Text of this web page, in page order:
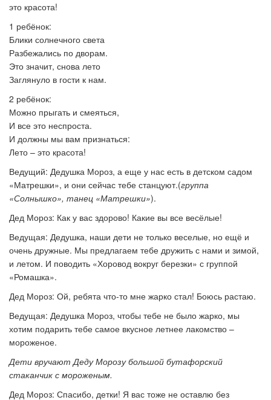
это красота!
1 ребёнок:
Блики солнечного света
Разбежались по дворам.
Это значит, снова лето
Заглянуло в гости к нам.
2 ребёнок:
Можно прыгать и смеяться,
И все это неспроста.
И должны мы вам признаться:
Лето – это красота!
Ведущий: Дедушка Мороз, а еще у нас есть в детском садом
«Матрешки», и они сейчас тебе станцуют.(группа
«Солнышко», танец «Матрешки»).
Дед Мороз: Как у вас здорово! Какие вы все весёлые!
Ведущая: Дедушка, наши дети не только веселые, но ещё и
очень дружные. Мы предлагаем тебе дружить с нами и зимой,
и летом. И поводить «Хоровод вокруг березки» с группой
«Ромашка».
Дед Мороз: Ой, ребята что-то мне жарко стал! Боюсь растаю.
Ведущая: Дедушка Мороз, чтобы тебе не было жарко, мы
хотим подарить тебе самое вкусное летнее лакомство –
мороженое.
Дети вручают Деду Морозу большой бутафорский
стаканчик с мороженым.
Дед Мороз: Спасибо, детки! Я вас тоже не оставлю без